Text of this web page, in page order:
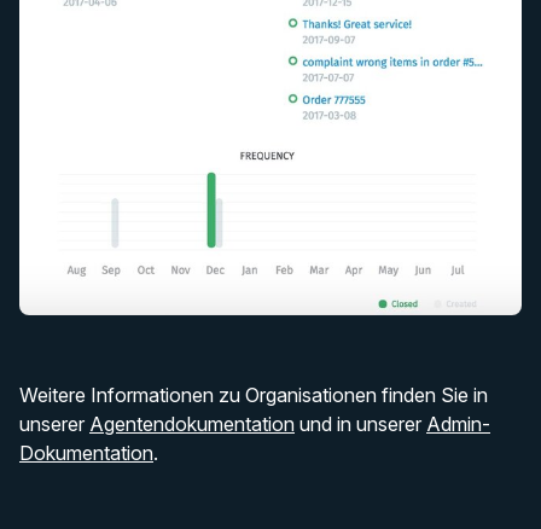
Weitere Informationen zu Organisationen finden Sie in
unserer Agentendokumentation und in unserer Admin-
Dokumentation.